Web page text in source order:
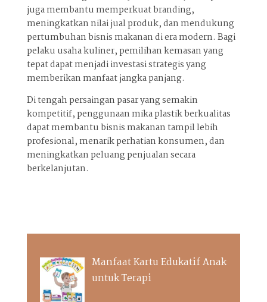
juga membantu memperkuat branding,
meningkatkan nilai jual produk, dan mendukung
pertumbuhan bisnis makanan di era modern. Bagi
pelaku usaha kuliner, pemilihan kemasan yang
tepat dapat menjadi investasi strategis yang
memberikan manfaat jangka panjang.
Di tengah persaingan pasar yang semakin
kompetitif, penggunaan mika plastik berkualitas
dapat membantu bisnis makanan tampil lebih
profesional, menarik perhatian konsumen, dan
meningkatkan peluang penjualan secara
berkelanjutan.
Manfaat Kartu Edukatif Anak
untuk Terapi